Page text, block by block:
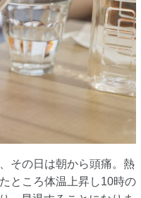
その日は朝から頭痛。熱
ところ体温上昇し10時の